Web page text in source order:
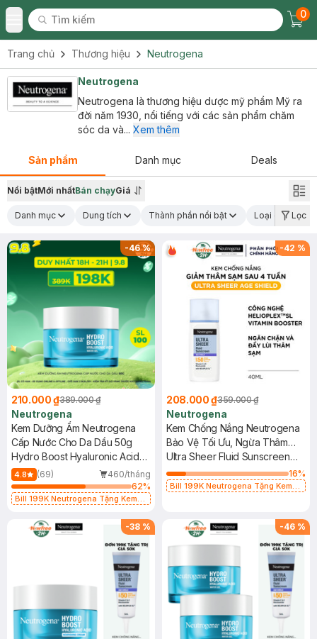
Toggle Menu
Tìm kiếm
Tìm kiếm
0
Trang chủ Thương hiệu Neutrogena
Neutrogena
Neutrogena là thương hiệu dược mỹ phẩm Mỹ ra
đời năm 1930, nổi tiếng với các sản phẩm chăm
sóc da và... Xem thêm
Sản phẩm Danh mục Deals
Nổi bậtMới nhấtBán chạyGiá
Danh mục Dung tích Thành phần nổi bật Loại da Lọc
-46%
210.000 ₫389.000 ₫
Neutrogena
Kem Dưỡng Ẩm Neutrogena
Cấp Nước Cho Da Dầu 50g
Hydro Boost Hyaluronic Acid
Water Gel
4.8 (69)
460/tháng
62%
Bill 199K Neutrogena Tặng Kem
-42 %
208.000 ₫359.000 ₫
Neutrogena
Kem Chống Nắng Neutrogena
Bảo Vệ Tối Ưu, Ngừa Thâm
Sạm 40ml
Ultra Sheer Fluid Sunscreen
Age Shield SPF50 Broad
Spectrum PA+++
16%
Bill 199K Neutrogena Tặng Kem
-38 % -46 %